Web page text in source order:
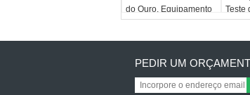
Precisão DahoMeter,
Analisador de Pureza
de Teste de Ouro DE-
PEDIR UM